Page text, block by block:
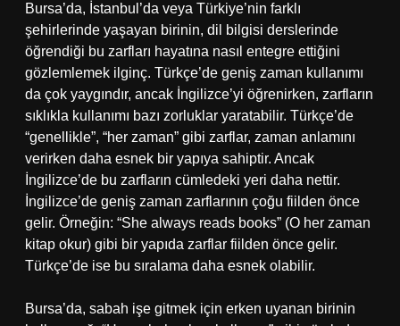
Bursa’da, İstanbul’da veya Türkiye’nin farklı
şehirlerinde yaşayan birinin, dil bilgisi derslerinde
öğrendiği bu zarfları hayatına nasıl entegre ettiğini
gözlemlemek ilginç. Türkçe’de geniş zaman kullanımı
da çok yaygındır, ancak İngilizce’yi öğrenirken, zarfların
sıklıkla kullanımı bazı zorluklar yaratabilir. Türkçe’de
“genellikle”, “her zaman” gibi zarflar, zaman anlamını
verirken daha esnek bir yapıya sahiptir. Ancak
İngilizce’de bu zarfların cümledeki yeri daha nettir.
İngilizce’de geniş zaman zarflarının çoğu fiilden önce
gelir. Örneğin: “She always reads books” (O her zaman
kitap okur) gibi bir yapıda zarflar fiilden önce gelir.
Türkçe’de ise bu sıralama daha esnek olabilir.
Bursa’da, sabah işe gitmek için erken uyanan birinin